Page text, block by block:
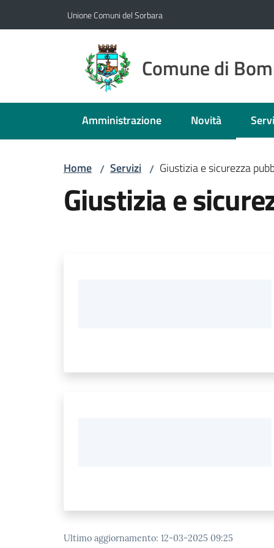
Unione Comuni del Sorbara
Comune di
Amministrazione Novità
Home / Servizi / Giustizia e sicurezza
Giustizia e
Ultimo aggiornamento: 12-03-2025 09:25